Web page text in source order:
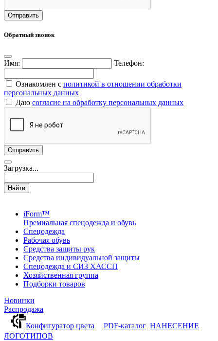
Обратный звонок
Имя: Телефон:
Ознакомлен с политикой в отношении обработки
персональных данных
Даю согласие на обработку персональных данных
Загрузка...
Найти
iForm™
Премиальная спецодежда и обувь
Спецодежда
Рабочая обувь
Средства защиты рук
Средства индивидуальной защиты
Спецодежда и СИЗ ХАССП
Хозяйственная группа
Подборки товаров
Новинки
Распродажа
Конфигуратор цвета
PDF-каталог НАНЕСЕНИЕ
ЛОГОТИПОВ